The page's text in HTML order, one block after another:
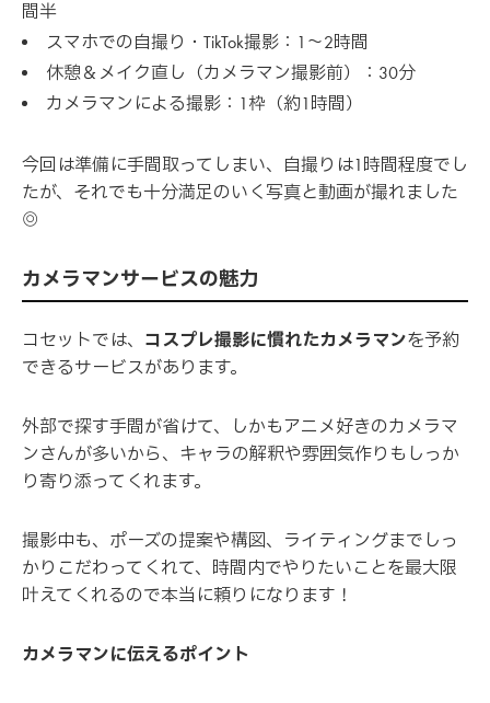
間半
スマホでの自撮り・TikTok撮影：1〜2時間
休憩＆メイク直し（カメラマン撮影前）：30分
カメラマンによる撮影：1枠（約1時間）
今回は準備に手間取ってしまい、自撮りは1時間程度でし
たが、それでも十分満足のいく写真と動画が撮れました
◎
カメラマンサービスの魅力
コセットでは、 コスプレ撮影に慣れたカメラマンを予約
できるサービスがあります。
外部で探す手間が省けて、しかもアニメ好きのカメラマ
ンさんが多いから、キャラの解釈や雰囲気作りもしっか
り寄り添ってくれます。
撮影中も、ポーズの提案や構図、ライティングまでしっ
かりこだわってくれて、時間内でやりたいことを最大限
叶えてくれるので本当に頼りになります！
カメラマンに伝えるポイント